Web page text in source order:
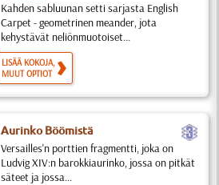
Kahden sabluunan setti sarjasta English
Carpet - geometrinen meander, jota
kehystävät neliönmuotoiset...
LISÄÄ KOKOJA,
MUUT OPTIOT
Aurinko Böömistä c
Versailles'n porttien fragmentti, joka on
Ludvig XIV:n barokkiaurinko, jossa on pitkät
säteet ja jossa...